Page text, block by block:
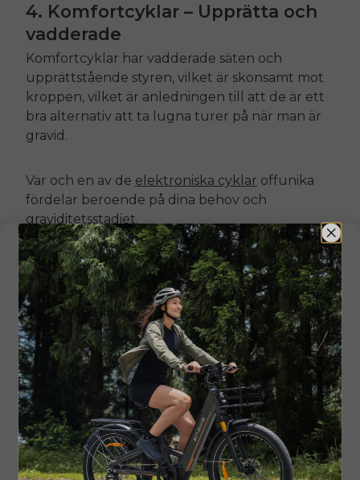
4. Komfortcyklar – Upprätta och
vadderade
Komfortcyklar har vadderade säten och
upprättstående styren, vilket är skonsamt mot
kroppen, vilket är anledningen till att de är ett
bra alternativ att ta lugna turer på när man är
gravid.
Var och en av de elektroniska cyklar offunika
fördelar beroende på dina behov och
graviditetsstadiet.
Vanliga frågor
Hur länge kan man cykla när man
är gravid?
Det finns ingen specifik tidsgräns för hur länge
man ska cykla när man är gravid. Tricket är att
cykla i en bekväm takt och tid. Måttlig cykling i
20–30 minuter räcker för de flesta kvinnor.
Kan jag köra motorcykel när jag
är gravid?